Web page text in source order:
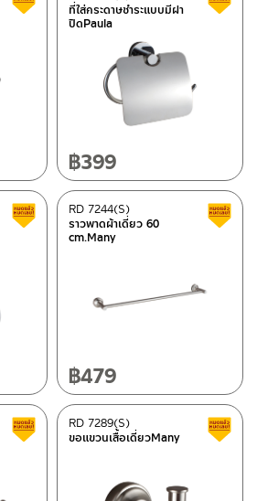
ที่ใส่กระดาษชำระแบบมีฝา
ปิดPaula
฿399
Clearance sale
ราวพาดผ้าเดี่ยว 60
cm.Many
RD 7244(S)
฿479
Clearance sale
ขอแขวนเสื้อเดี่ยวMany
RD 7289(S)